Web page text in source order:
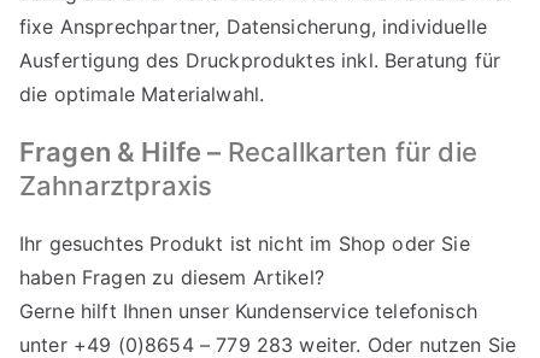
fixe Ansprechpartner, Datensicherung, individuelle
Ausfertigung des Druckproduktes inkl. Beratung für
die optimale Materialwahl.
Fragen & Hilfe – Recallkarten für die
Zahnarztpraxis
Ihr gesuchtes Produkt ist nicht im Shop oder Sie
haben Fragen zu diesem Artikel?
Gerne hilft Ihnen unser Kundenservice telefonisch
unter +49 (0)8654 – 779 283 weiter. Oder nutzen Sie